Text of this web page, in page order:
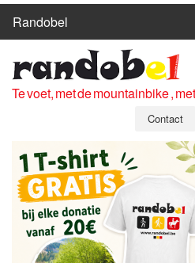
Randobel
ROUTES
CLUBS
OVER
LEDEN
ZICH AANMELDEN
GRATIS REGISTRATIE
WACHTWOORD VERGETEN
Te voet, met de mountainbike ,
Contact